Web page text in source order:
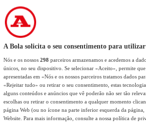
A Bola solicita o seu consentimento para utilizar
Nós e os nossos 298 parceiros armazenamos e acedemos a
únicos, no seu dispositivo. Se selecionar «Aceito», permite
apresentadas em «Nós e os nossos parceiros tratamos dados
«Rejeitar tudo» ou retirar o seu consentimento, estas
alguns conteúdos e anúncios que vê poderão não ser tão
escolhas ou retirar o consentimento a qualquer momento
página Web (ou no ícone na parte inferior esquerda da página,
Website. Para mais informação, consulte a nossa política de